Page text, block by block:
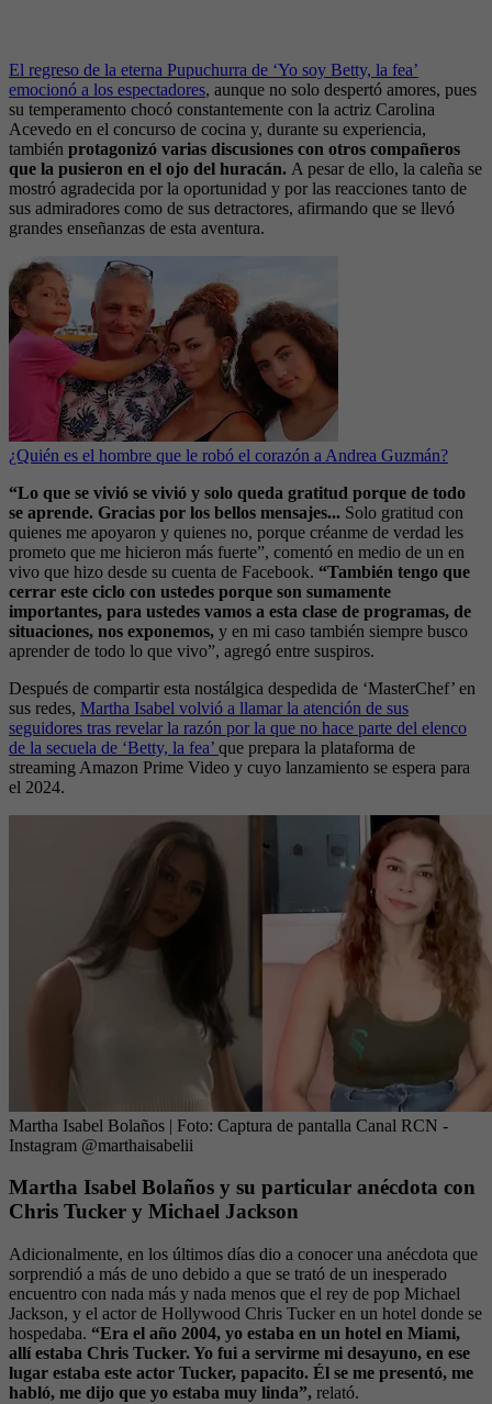
El regreso de la eterna Pupuchurra de ‘Yo soy Betty, la fea’
emocionó a los espectadores, aunque no solo despertó amores, pues
su temperamento chocó constantemente con la actriz Carolina
Acevedo en el concurso de cocina y, durante su experiencia,
también protagonizó varias discusiones con otros compañeros
que la pusieron en el ojo del huracán. A pesar de ello, la caleña se
mostró agradecida por la oportunidad y por las reacciones tanto de
sus admiradores como de sus detractores, afirmando que se llevó
grandes enseñanzas de esta aventura.
¿Quién es el hombre que le robó el corazón a Andrea Guzmán?
“Lo que se vivió se vivió y solo queda gratitud porque de todo
se aprende. Gracias por los bellos mensajes... Solo gratitud con
quienes me apoyaron y quienes no, porque créanme de verdad les
prometo que me hicieron más fuerte”, comentó en medio de un en
vivo que hizo desde su cuenta de Facebook. “También tengo que
cerrar este ciclo con ustedes porque son sumamente
importantes, para ustedes vamos a esta clase de programas, de
situaciones, nos exponemos, y en mi caso también siempre busco
aprender de todo lo que vivo”, agregó entre suspiros.
Después de compartir esta nostálgica despedida de ‘MasterChef’ en
sus redes, Martha Isabel volvió a llamar la atención de sus
seguidores tras revelar la razón por la que no hace parte del elenco
de la secuela de ‘Betty, la fea’ que prepara la plataforma de
streaming Amazon Prime Video y cuyo lanzamiento se espera para
el 2024.
Martha Isabel Bolaños | Foto: Captura de pantalla Canal RCN -
Instagram @marthaisabelii
Martha Isabel Bolaños y su particular anécdota con
Chris Tucker y Michael Jackson
Adicionalmente, en los últimos días dio a conocer una anécdota que
sorprendió a más de uno debido a que se trató de un inesperado
encuentro con nada más y nada menos que el rey de pop Michael
Jackson, y el actor de Hollywood Chris Tucker en un hotel donde se
hospedaba. “Era el año 2004, yo estaba en un hotel en Miami,
allí estaba Chris Tucker. Yo fui a servirme mi desayuno, en ese
lugar estaba este actor Tucker, papacito. Él se me presentó, me
habló, me dijo que yo estaba muy linda”, relató.